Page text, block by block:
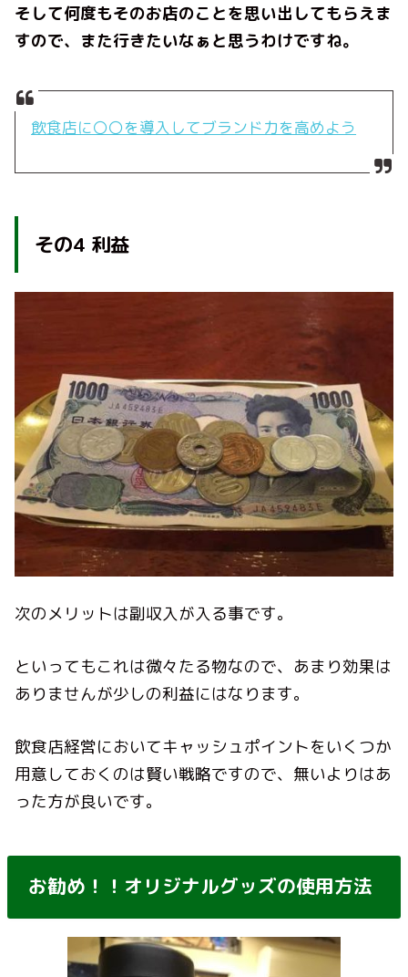
そして何度もそのお店のことを思い出してもらえま
すので、また行きたいなぁと思うわけですね。
飲食店に〇〇を導入してブランド力を高めよう
その4 利益
次のメリットは副収入が入る事です。
といってもこれは微々たる物なので、あまり効果は
ありませんが少しの利益にはなります。
飲食店経営においてキャッシュポイントをいくつか
用意しておくのは賢い戦略ですので、無いよりはあ
った方が良いです。
お勧め！！オリジナルグッズの使用方法